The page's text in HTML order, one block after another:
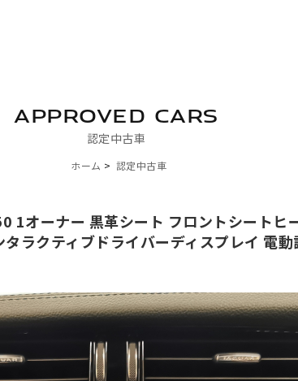
認定中古車
APPROVED CARS
ホーム 認定中古車
1オーナー 黒革シート フロントシート
ラクティブドライバーディスプレイ 電